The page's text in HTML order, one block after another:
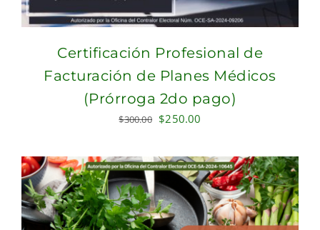
Certificación Profesional de
Facturación de Planes Médicos
(Prórroga 2do pago)
$300.00 Original
was:
$300.00.
$250.00
is:
$250.00.